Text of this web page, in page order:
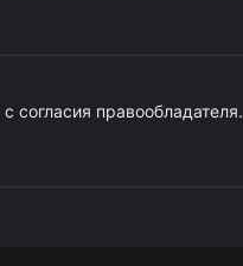
согласия правообладателя.